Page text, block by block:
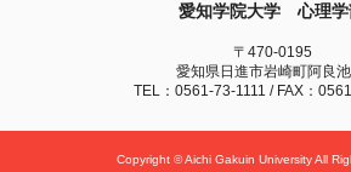
愛知学院大学 心理学
〒470-0195
愛知県日進市岩崎町阿良
TEL：0561-73-1111 / FAX：
Copyright © Aichi Gakuin University All